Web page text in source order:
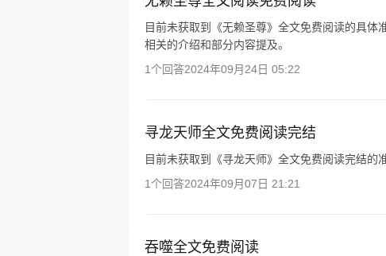
目前未获取到《无赖圣尊》全文免费阅读的具
相关的介绍和部分内容提及。
1个回答2024年09月24日 05:22
寻龙天师全文免费阅读完结
目前未获取到《寻龙天师》全文免费阅读完结的
1个回答2024年09月07日 21:21
吞噬全文免费阅读